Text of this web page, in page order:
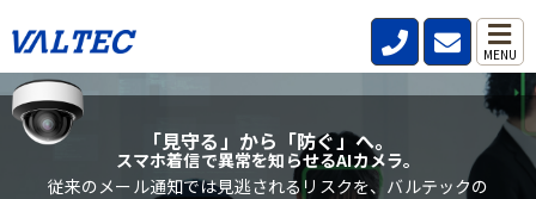
MENU
「見守る」から「防ぐ」へ。
スマホ着信で異常を知らせるAIカメラ。
従来のメール通知では見逃されるリスクを、バルテックの